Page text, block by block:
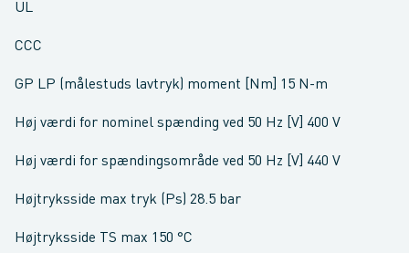
UL
CCC
GP LP (målestuds lavtryk) moment [Nm] 15 N-m
Høj værdi for nominel spænding ved 50 Hz [V] 400 V
Høj værdi for spændingsområde ved 50 Hz [V] 440 V
Højtryksside max tryk (Ps) 28.5 bar
Højtryksside TS max 150 °C